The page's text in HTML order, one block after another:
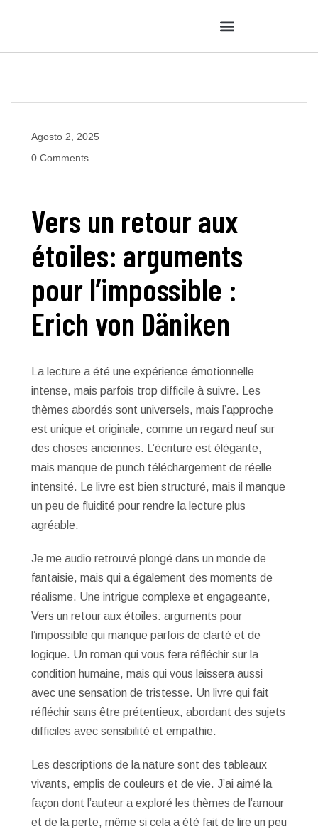
Agosto 2, 2025
0 Comments
Vers un retour aux
étoiles: arguments
pour l’impossible :
Erich von Däniken
La lecture a été une expérience émotionnelle
intense, mais parfois trop difficile à suivre. Les
thèmes abordés sont universels, mais l’approche
est unique et originale, comme un regard neuf sur
des choses anciennes. L’écriture est élégante,
mais manque de punch téléchargement de réelle
intensité. Le livre est bien structuré, mais il manque
un peu de fluidité pour rendre la lecture plus
agréable.
Je me audio retrouvé plongé dans un monde de
fantaisie, mais qui a également des moments de
réalisme. Une intrigue complexe et engageante,
Vers un retour aux étoiles: arguments pour
l’impossible qui manque parfois de clarté et de
logique. Un roman qui vous fera réfléchir sur la
condition humaine, mais qui vous laissera aussi
avec une sensation de tristesse. Un livre qui fait
réfléchir sans être prétentieux, abordant des sujets
difficiles avec sensibilité et empathie.
Les descriptions de la nature sont des tableaux
vivants, emplis de couleurs et de vie. J’ai aimé la
façon dont l’auteur a exploré les thèmes de l’amour
et de la perte, même si cela a été fait de lire un peu